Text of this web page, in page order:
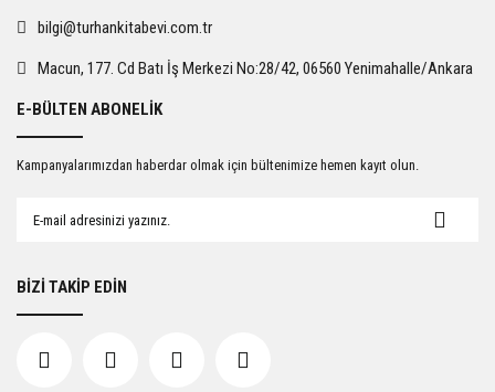
Gönder
bilgi@turhankitabevi.com.tr
Macun, 177. Cd Batı İş Merkezi No:28/42, 06560 Yenimahalle/Ankara
E-BÜLTEN ABONELİK
Kampanyalarımızdan haberdar olmak için bültenimize hemen kayıt olun.
BİZİ TAKİP EDİN